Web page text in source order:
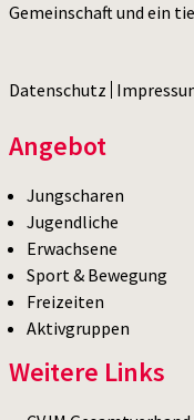
Gemeinschaft und ein
Datenschutz
Angebot
Jungscharen
Jugendliche
Erwachsene
Sport & Bewegung
Freizeiten
Aktivgruppen
Weitere Links